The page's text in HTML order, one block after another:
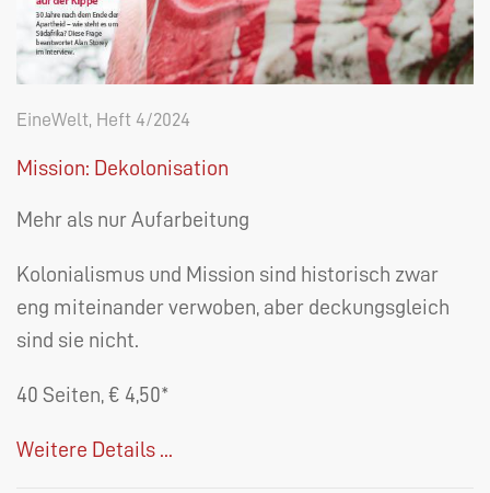
EineWelt, Heft 4/2024
Mission: Dekolonisation
Mehr als nur Aufarbeitung
Kolonialismus und Mission sind historisch zwar
eng miteinander verwoben, aber deckungsgleich
sind sie nicht.
40 Seiten, € 4,50*
Weitere Details ...